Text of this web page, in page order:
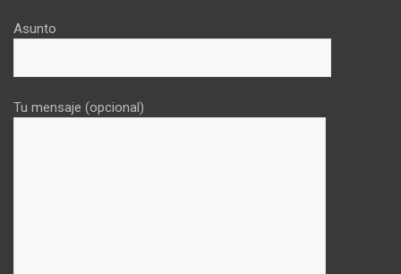
Asunto
Tu mensaje (opcional)